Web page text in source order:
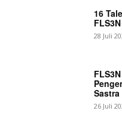
16
28 Juli
26 Juli